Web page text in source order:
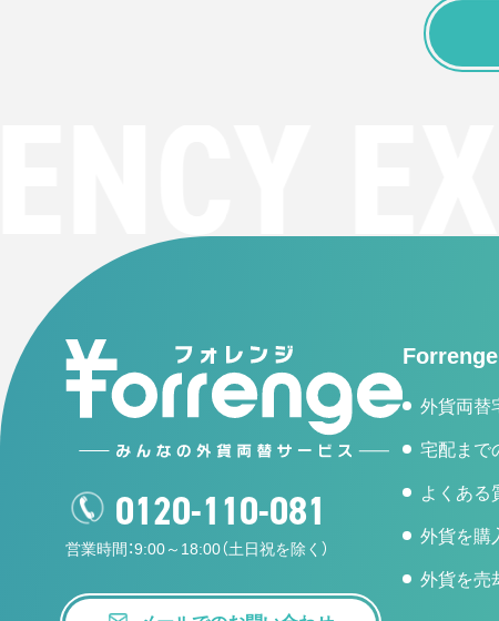
0120-110-081
営業時間：9:00～18:00（土日祝を除く）
外貨両替
宅配まで
よくある
外貨を購
外貨を売